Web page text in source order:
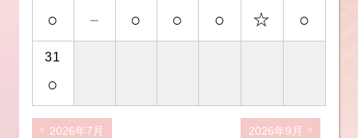
○ － ○ ○ ○ ☆ ○
31
○
2026年7月 2026年9月